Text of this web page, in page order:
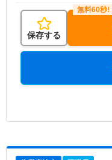
保存する